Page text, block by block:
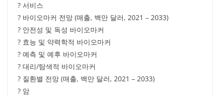
? 서비스
? 바이오마커 전망 (매출, 백만 달러, 2021 – 2033)
? 안전성 및 독성 바이오마커
? 효능 및 약력학적 바이오마커
? 예측 및 예후 바이오마커
? 대리/탐색적 바이오마커
? 질환별 전망 (매출, 백만 달러, 2021 – 2033)
? 암